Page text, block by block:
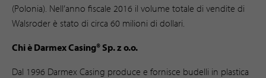
(Polonia). Nell’anno fiscale 2016 il volume totale di vendite di
Walsroder è stato di circa 60 milioni di dollari.
Chi è Darmex Casing® Sp. z o.o.
Dal 1996 Darmex Casing produce e fornisce budelli in plastica